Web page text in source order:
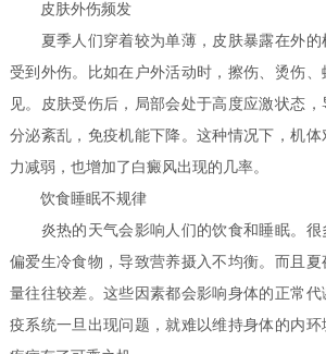
皮肤外伤频发
夏季人们穿着较为单薄，皮肤暴露在外的
受到外伤。比如在户外活动时，擦伤、烫伤、
见。皮肤受伤后，局部会处于高度应激状态
分泌紊乱，免疫机能下降。这种情况下，机
力减弱，也增加了白癜风出现的几率。
饮食睡眠不规律
炎热的天气会影响人们的饮食和睡眠。很
偏爱生冷食物，导致营养摄入不均衡。而且
量往往较差。这些因素都会影响身体的正常
疫系统一旦出现问题，就难以维持身体的内